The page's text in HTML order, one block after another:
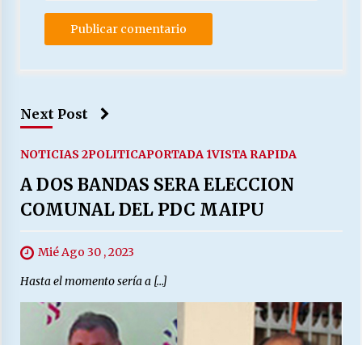
Next Post
NOTICIAS 2POLITICAPORTADA 1VISTA RAPIDA
A DOS BANDAS SERA ELECCION
COMUNAL DEL PDC MAIPU
Mié Ago 30 , 2023
Hasta el momento sería a […]